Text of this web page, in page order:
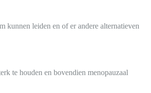
kunnen leiden en of er andere alternatieven
te houden en bovendien menopauzaal